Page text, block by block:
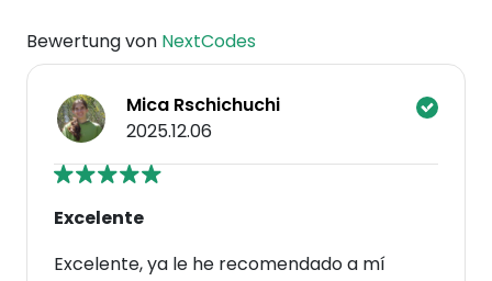
Bewertung von NextCodes
Mica Rschichuchi
2025.12.06
Excelente
Excelente, ya le he recomendado a mí